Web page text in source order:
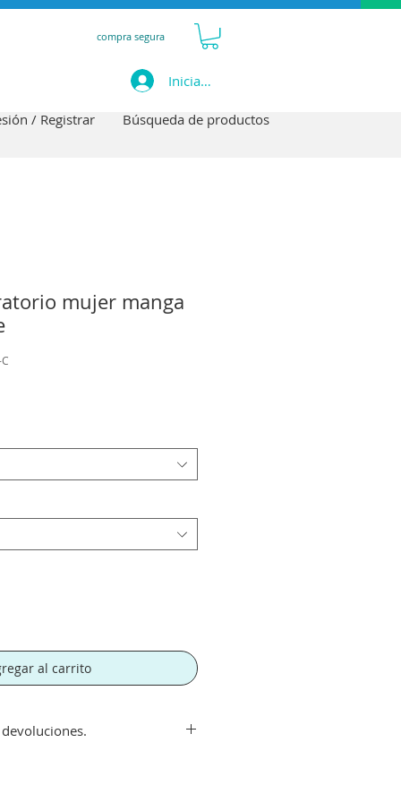
compra segura
Iniciar sesión
/ Registrar Búsqueda de productos
mujer manga
al carrito